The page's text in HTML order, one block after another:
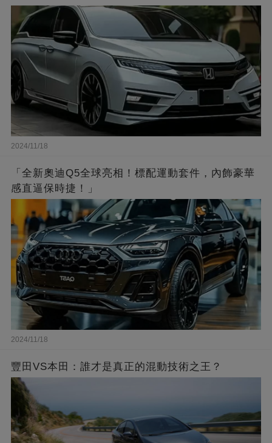
2024/11/18
「全新奧迪Q5全球亮相！標配運動套件，內飾豪華
感直逼保時捷！」
2024/11/18
豐田VS本田：誰才是真正的混動技術之王？